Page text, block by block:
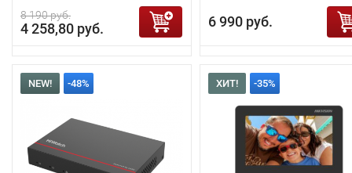
8 190 руб.
4 258,80 руб. 6 990 руб.
NEW! -48% ХИТ! -35%